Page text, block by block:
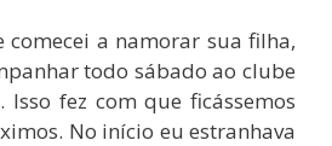
a namorar sua filha,
todo sábado ao clube
fez com que ficássemos
No início eu estranhava